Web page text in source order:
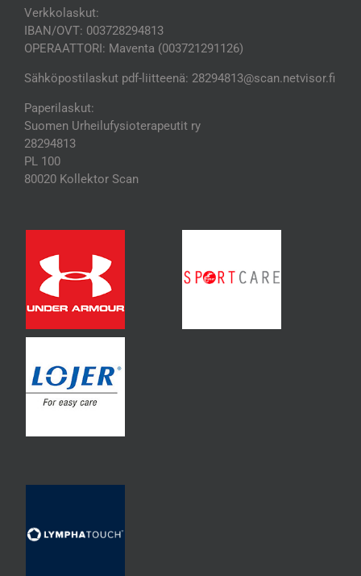
Verkkolaskut:
IBAN/OVT: 003728294813
OPERAATTORI: Maventa (003721291126)
Sähköpostilaskut pdf-liitteenä: 28294813@scan.netvisor.fi
Paperilaskut:
Suomen Urheilufysioterapeutit ry
28294813
PL 100
80020 Kollektor Scan